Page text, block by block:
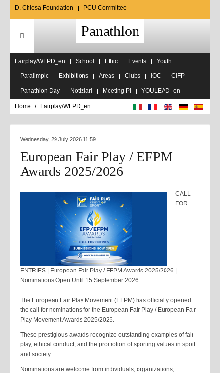
D. Chiesa Foundation PCU Committee
Panathlon
Fairplay/WFPD_en School Ethic Events Youth
Paralimpic Exhibitions Areas Clubs IOC CIFP
Panathlon Day Notiziari Meeting PI YOULEAD_en
Home Fairplay/WFPD_en
Wednesday, 29 July 2026 11:59
European Fair Play / EFPM
Awards 2025/2026
CALL
FOR
ENTRIES | European Fair Play / EFPM Awards 2025/2026 |
Nominations Open Until 15 September 2026
The European Fair Play Movement (EFPM) has officially opened
the call for nominations for the European Fair Play / European Fair
Play Movement Awards 2025/2026.
These prestigious awards recognize outstanding examples of fair
play, ethical conduct, and the promotion of sporting values in sport
and society.
Nominations are welcome from individuals, organizations,